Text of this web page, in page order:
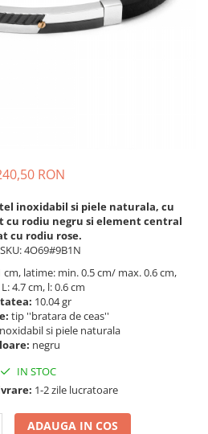
RON
inoxidabil si piele naturala, cu
cu rodiu negru si element central
cu rodiu rose.
4O69#9B1N
cm, latime: min. 0.5 cm/ max. 0.6 cm,
4.7 cm, l: 0.6 cm
10.04 gr
tip ''bratara de ceas''
si piele naturala
negru
IN STOC
1-2 zile lucratoare
ADAUGA IN COS